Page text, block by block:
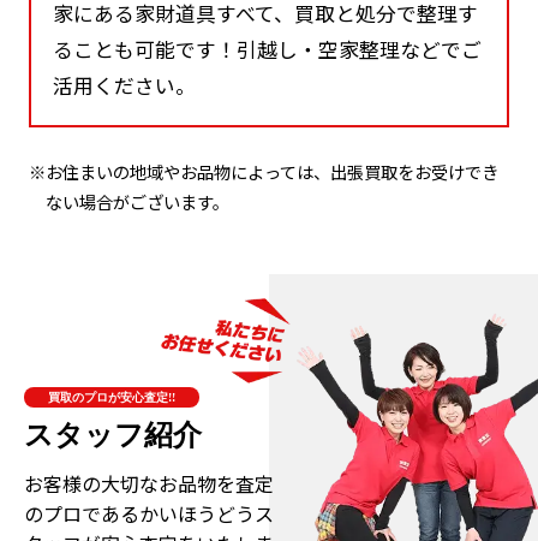
家にある家財道具すべて、買取と処分で整理す
ることも可能です！引越し・空家整理などでご
活用ください。
※お住まいの地域やお品物によっては、出張買取をお受けでき
ない場合がございます。
買取のプロが安心査定!!
スタッフ紹介
お客様の大切なお品物を査定
のプロであるかいほうどうス